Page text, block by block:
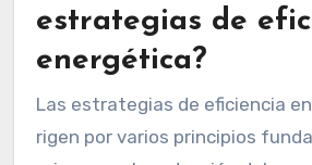
estrategias de
energética?
Las estrategias de eficiencia
rigen por varios principios